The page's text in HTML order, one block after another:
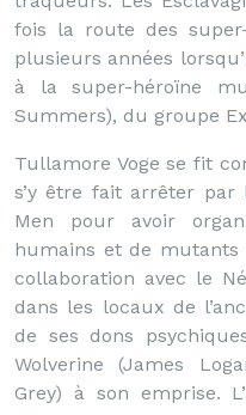
fois la route des
plusieurs années
à la super-héroïne
Summers), du groupe
Tullamore Voge se fit
s’y être fait arrêter par
Men pour avoir
humains et de mutants
collaboration avec le
dans les locaux de
de ses dons
Wolverine (James
Grey) à son emprise.